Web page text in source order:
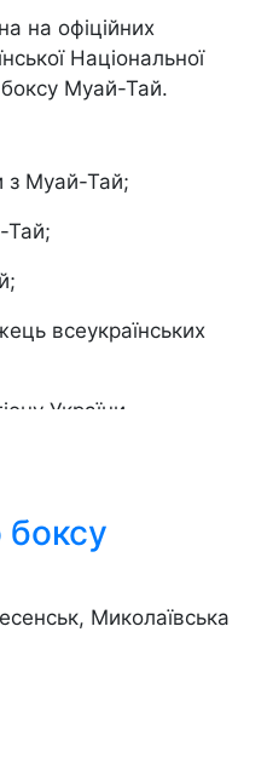
на офіційних
Національної
боксу Муай-Тай.
з Муай-Тай;
Тай;
всеукраїнських
України
та
боксу
Миколаївська